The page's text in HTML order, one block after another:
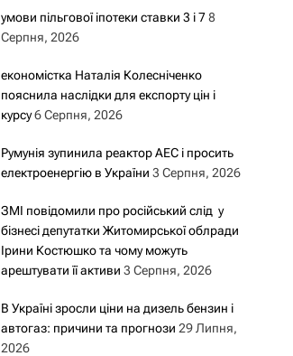
у
умови пільгової іпотеки ставки 3 і 7 8
Серпня, 2026
економістка Наталія Колесніченко
пояснила наслідки для експорту цін і
курсу 6 Серпня, 2026
Румунія зупинила реактор АЕС і просить
електроенергію в України 3 Серпня, 2026
ЗМІ повідомили про російський слід у
бізнесі депутатки Житомирської облради
Ірини Костюшко та чому можуть
арештувати її активи 3 Серпня, 2026
В Україні зросли ціни на дизель бензин і
автогаз: причини та прогнози 29 Липня,
2026